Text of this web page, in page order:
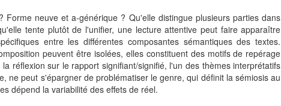
Forme neuve et a-générique ? Qu'elle distingue plusieurs parties dans
tente plutôt de l'unifier, une lecture attentive peut faire apparaître
entre les différentes composantes sémantiques des textes.
peuvent être isolées, elles constituent des motifs de repérage
réflexion sur le rapport signifiant/signifié, l'un des thèmes interprétatifs
ne peut s'épargner de problématiser le genre, qui définit la sémiosis au
dépend la variabilité des effets de réel.